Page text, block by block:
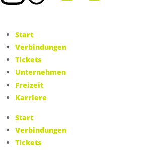
Start
Verbindungen
Tickets
Unternehmen
Freizeit
Karriere
Start
Verbindungen
Tickets